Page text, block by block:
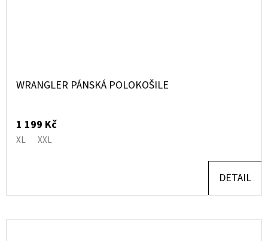
WRANGLER PÁNSKÁ POLOKOŠILE
1 199 Kč
XL XXL
DETAIL